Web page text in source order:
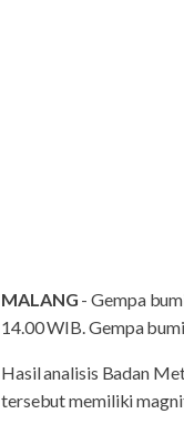
MALANG - Gempa
14.00 WIB. Gempa
Hasil analisis Badan
tersebut memiliki